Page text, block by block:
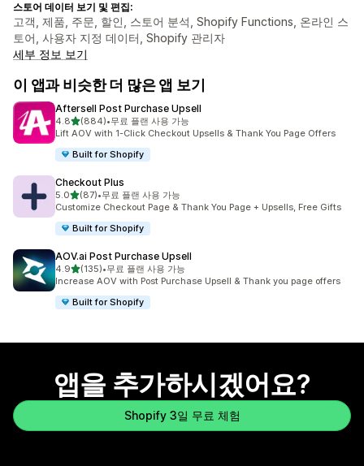
스토어 데이터 보기 및 편집:
고객, 제품, 주문, 할인, 스토어 분석, Shopify Functions, 온라인 스
토어, 사용자 지정 데이터, Shopify 관리자
세부 정보 보기
이 앱과 비슷한 더 많은 앱 보기
Aftersell Post Purchase Upsell
4.8별 5개 중
(884)
총 리뷰 884개
•무료 플랜 사용 가능
Lift AOV with 1-Click Checkout Upsells & Thank You Page Offers
Built for Shopify
Checkout Plus
5.0별 5개 중
(87)
총 리뷰 87개
•무료 플랜 사용 가능
Customize Checkout Page & Thank You Page + Upsells, Free Gifts
Built for Shopify
AOV.ai Post Purchase Upsell
4.9별 5개 중
(135)
총 리뷰 135개
•무료 플랜 사용 가능
Increase AOV with Post Purchase Upsell & Thank you page offers
Built for Shopify
앱을 추가하시겠어요?
Shopify 3일 무료 체험